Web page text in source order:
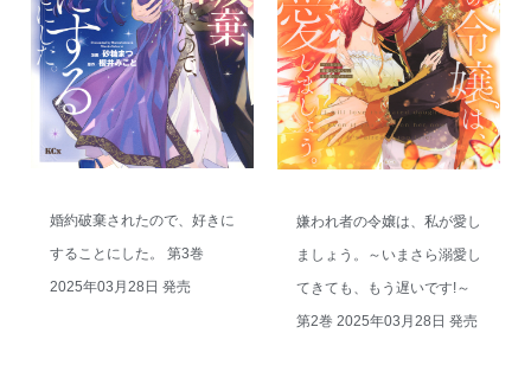
婚約破棄されたので、好きに
することにした。 第3巻
2025年03月28日 発売
嫌われ者の令嬢は、私が愛し
ましょう。～いまさら溺愛し
てきても、もう遅いです!～
第2巻 2025年03月28日 発売